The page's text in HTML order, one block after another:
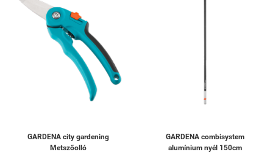
GARDENA city gardening
Metszőolló
GARDENA combisystem
alumínium nyél 150cm